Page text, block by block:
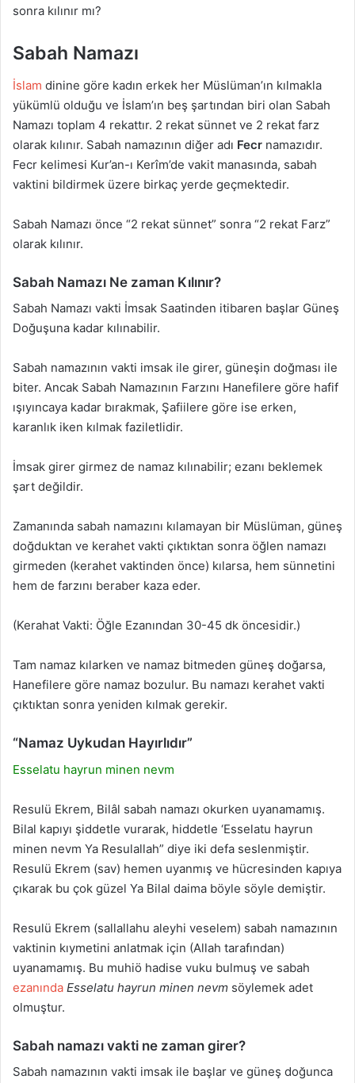
sonra kılınır mı?
Sabah Namazı
İslam dinine göre kadın erkek her Müslüman’ın kılmakla
yükümlü olduğu ve İslam’ın beş şartından biri olan Sabah
Namazı toplam 4 rekattır. 2 rekat sünnet ve 2 rekat farz
olarak kılınır. Sabah namazının diğer adı Fecr namazıdır.
Fecr kelimesi Kur’an-ı Kerîm’de vakit manasında, sabah
vaktini bildirmek üzere birkaç yerde geçmektedir.
Sabah Namazı önce “2 rekat sünnet” sonra “2 rekat Farz”
olarak kılınır.
Sabah Namazı Ne zaman Kılınır?
Sabah Namazı vakti İmsak Saatinden itibaren başlar Güneş
Doğuşuna kadar kılınabilir.
Sabah namazının vakti imsak ile girer, güneşin doğması ile
biter. Ancak Sabah Namazının Farzını Hanefilere göre hafif
ışıyıncaya kadar bırakmak, Şafiilere göre ise erken,
karanlık iken kılmak faziletlidir.
İmsak girer girmez de namaz kılınabilir; ezanı beklemek
şart değildir.
Zamanında sabah namazını kılamayan bir Müslüman, güneş
doğduktan ve kerahet vakti çıktıktan sonra öğlen namazı
girmeden (kerahet vaktinden önce) kılarsa, hem sünnetini
hem de farzını beraber kaza eder.
(Kerahat Vakti: Öğle Ezanından 30-45 dk öncesidir.)
Tam namaz kılarken ve namaz bitmeden güneş doğarsa,
Hanefilere göre namaz bozulur. Bu namazı kerahet vakti
çıktıktan sonra yeniden kılmak gerekir.
“Namaz Uykudan Hayırlıdır”
Esselatu hayrun minen nevm
Resulü Ekrem, Bilâl sabah namazı okurken uyanamamış.
Bilal kapıyı şiddetle vurarak, hiddetle ‘Esselatu hayrun
minen nevm Ya Resulallah” diye iki defa seslenmiştir.
Resulü Ekrem (sav) hemen uyanmış ve hücresinden kapıya
çıkarak bu çok güzel Ya Bilal daima böyle söyle demiştir.
Resulü Ekrem (sallallahu aleyhi veselem) sabah namazının
vaktinin kıymetini anlatmak için (Allah tarafından)
uyanamamış. Bu muhiö hadise vuku bulmuş ve sabah
ezanında Esselatu hayrun minen nevm söylemek adet
olmuştur.
Sabah namazı vakti ne zaman girer?
Sabah namazının vakti imsak ile başlar ve güneş doğunca